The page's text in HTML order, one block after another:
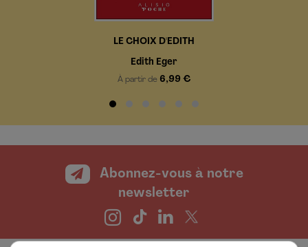
LE CHOIX D'EDITH
Edith Eger
À partir de 6,99 €
Abonnez-vous à notre
newsletter